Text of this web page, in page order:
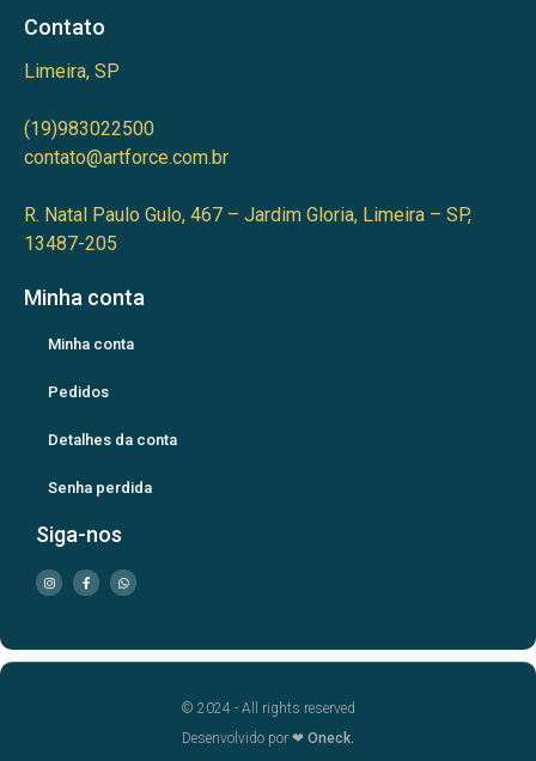
Contato
Limeira, SP
(19)983022500
contato@artforce.com.br
R. Natal Paulo Gulo, 467 – Jardim Gloria, Limeira – SP,
13487-205
Minha conta
Minha conta
Pedidos
Detalhes da conta
Senha perdida
Siga-nos
© 2024 - All rights reserved
Desenvolvido por ❤ Oneck.